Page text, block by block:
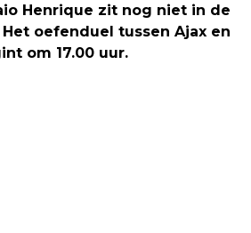
Henrique zit nog niet in de
oefenduel tussen Ajax en
om 17.00 uur.